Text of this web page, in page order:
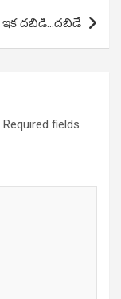
ఇక దబిడి…దబిడే
Required fields